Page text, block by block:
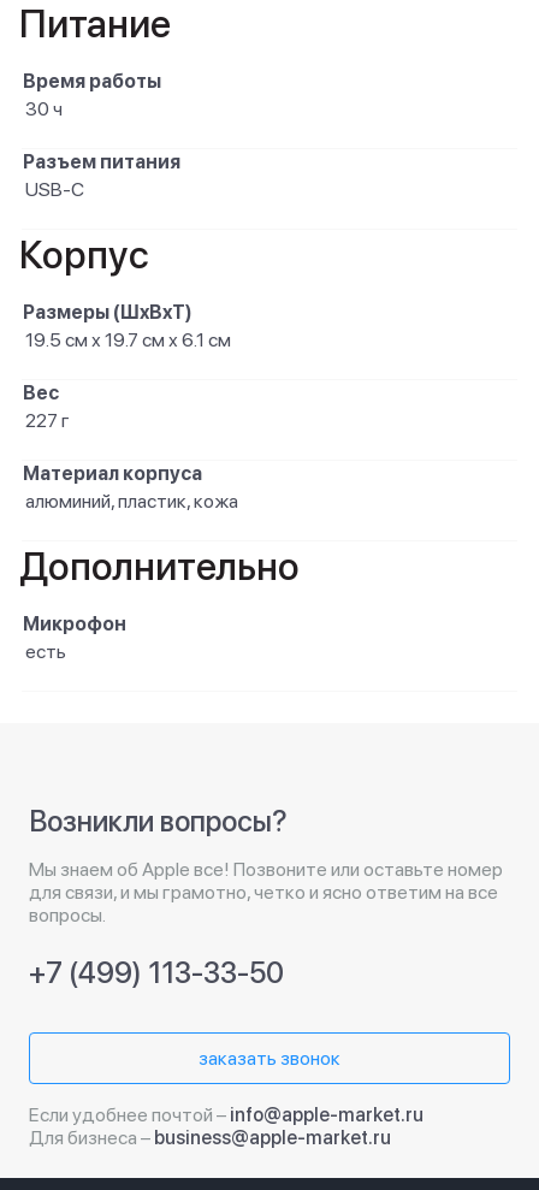
Питание
Время работы
30 ч
Разъем питания
USB-C
Корпус
Размеры (ШxВxТ)
19.5 см х 19.7 см х 6.1 см
Вес
227 г
Материал корпуса
алюминий, пластик, кожа
Дополнительно
Микрофон
есть
Возникли вопросы?
Мы знаем об Apple все! Позвоните или оставьте номер
для связи, и мы грамотно, четко и ясно ответим на все
вопросы.
+7 (499) 113-33-50
заказать звонок
Если удобнее почтой – info@apple-market.ru
Для бизнеса – business@apple-market.ru